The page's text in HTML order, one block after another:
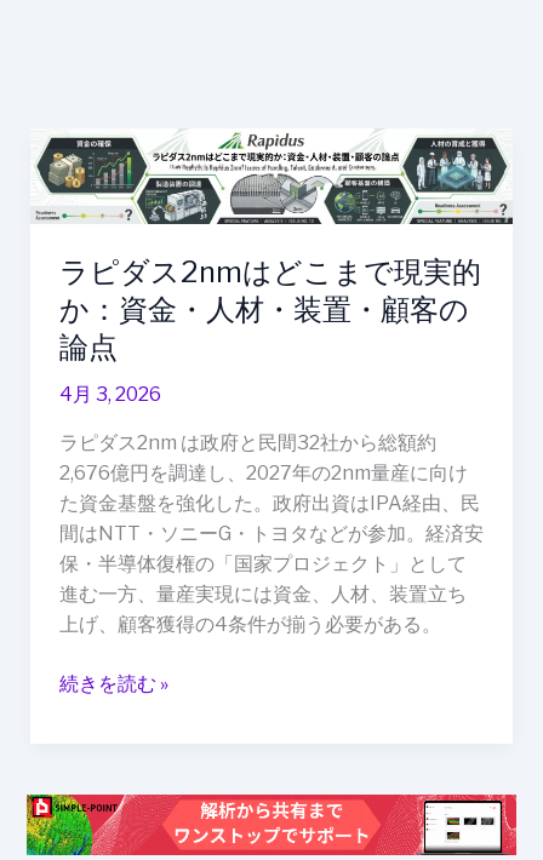
ラピダス2nmはどこまで現実的
か：資金・人材・装置・顧客の
論点
4月 3, 2026
ラピダス2nm は政府と民間32社から総額約
2,676億円を調達し、2027年の2nm量産に向け
た資金基盤を強化した。政府出資はIPA経由、民
間はNTT・ソニーG・トヨタなどが参加。経済安
保・半導体復権の「国家プロジェクト」として
進む一方、量産実現には資金、人材、装置立ち
上げ、顧客獲得の4条件が揃う必要がある。
ラ
ピ
ダ
2nm
は
ど
こ
ま
現
実
的
か：
資
金・
人
装
の
論
続きを読む »